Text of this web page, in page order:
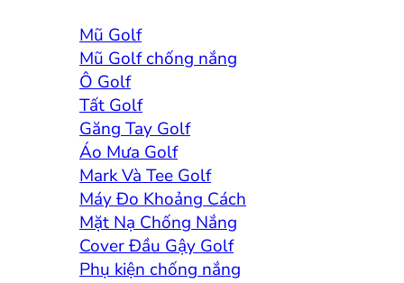
Mũ Golf
Mũ Golf chống nắng
Ô Golf
Tất Golf
Găng Tay Golf
Áo Mưa Golf
Mark Và Tee Golf
Máy Đo Khoảng Cách
Mặt Nạ Chống Nắng
Cover Đầu Gậy Golf
Phụ kiện chống nắng